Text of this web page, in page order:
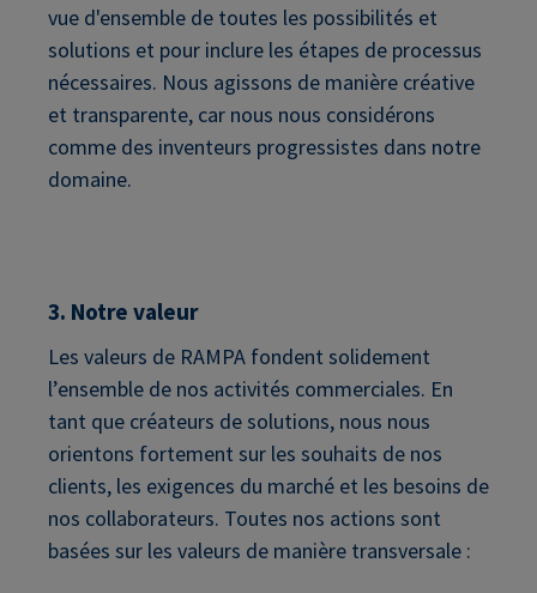
vue d'ensemble de toutes les possibilités et
solutions et pour inclure les étapes de processus
nécessaires. Nous agissons de manière créative
et transparente, car nous nous considérons
comme des inventeurs progressistes dans notre
domaine.
3. Notre valeur
Les valeurs de RAMPA fondent solidement
l’ensemble de nos activités commerciales. En
tant que créateurs de solutions, nous nous
orientons fortement sur les souhaits de nos
clients, les exigences du marché et les besoins de
nos collaborateurs. Toutes nos actions sont
basées sur les valeurs de manière transversale :